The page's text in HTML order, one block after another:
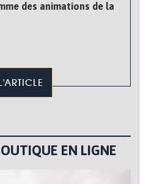
des animations de la
EN LIGNE